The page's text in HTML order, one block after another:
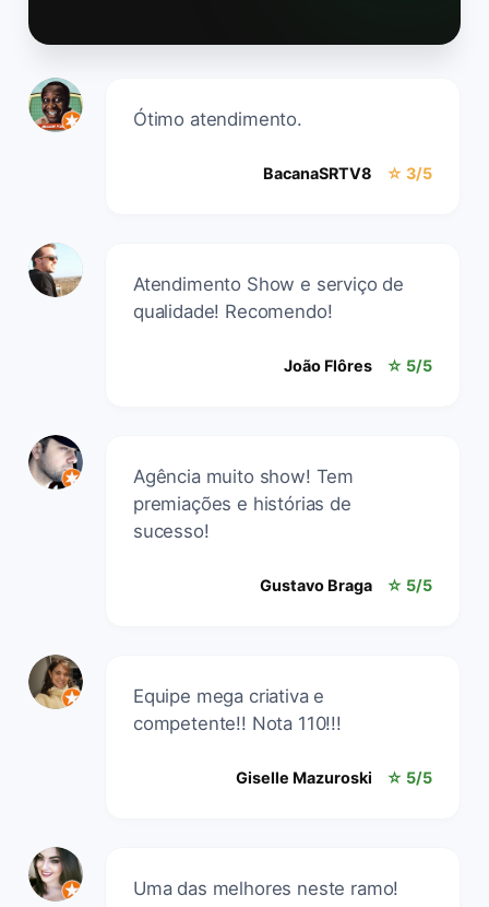
Ótimo atendimento.
BacanaSRTV8 ☆ 3/5
Atendimento Show e serviço de
qualidade! Recomendo!
João Flôres ☆ 5/5
Agência muito show! Tem
premiações e histórias de
sucesso!
Gustavo Braga ☆ 5/5
Equipe mega criativa e
competente!! Nota 110!!!
Giselle Mazuroski ☆ 5/5
Uma das melhores neste ramo!